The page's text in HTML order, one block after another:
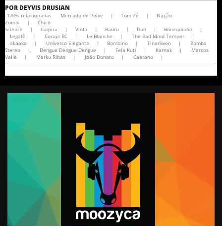
POR DEYVIS DRUSIAN
TAGs relacionadas Mercado de Peixe | Tom Zé |
Nação
Zumbi
|
Chico
Science
| Caipira | Viola | Bauru | Dub | Bonequinho
|
Legalê
| Coruja BC | Le Blanche | The Bad Mind Temper
|
akaaka
| Universo Elegante | Bombino | Tinariwen |
Bomba
Stereo
| Dengue Dengue Dengue | Fela Kuti | Karnak |
Marcos
Valle
| Marku Ribas | João Donato | Caetano |